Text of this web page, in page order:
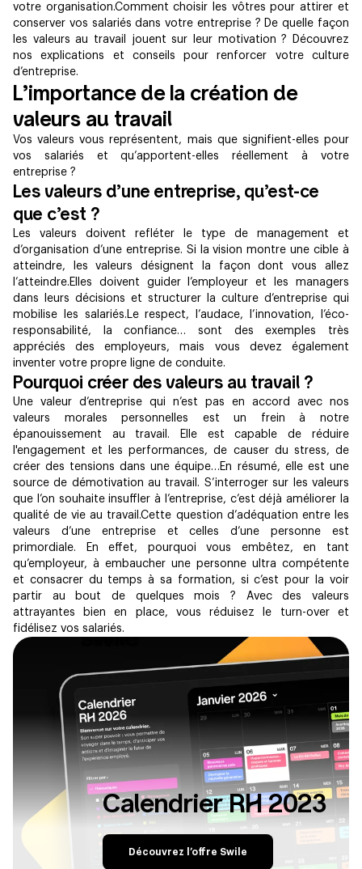
votre organisation.Comment choisir les vôtre​s pour attirer et
conserver vos salariés dans votre entreprise ? De quelle façon
les valeurs au travail jouent sur leur motivation ? Découvrez
nos explications et conseils pour renforcer votre culture
d’entreprise.
L’importance de la création de
valeurs au travail
Vos valeurs vous représentent, mais que signifient-elles pour
vos salariés et qu’apportent-elles réellement à votre
entreprise ?
Les valeurs d’une entreprise, qu’est-ce
que c’est ?
Les valeurs doivent refléter le type de management et
d’organisation d’une entreprise. Si la vision montre une cible à
atteindre, les valeurs désignent la façon dont vous allez
l’atteindre.Elles doivent guider l’employeur et les managers
dans leurs décisions et structurer la culture d’entreprise qui
mobilise les salariés.Le respect, l’audace, l’innovation, l’éco-
responsabilité, la confiance… sont des exemples très
appréciés des employeurs, mais vous devez également
inventer votre propre ligne de conduite.
Pourquoi créer des valeurs au travail ?
Une valeur d’entreprise qui n’est pas en accord avec nos
valeurs morales personnelles est un frein à notre
épanouissement au travail. Elle est capable de réduire
l'engagement et les performances, de causer du stress, de
créer des tensions dans une équipe…En résumé, elle est une
source de démotivation au travail. S’interroger sur les valeurs
que l’on souhaite insuffler à l’entreprise, c’est déjà améliorer la
qualité de vie au travail.Cette question d’adéquation entre les
valeurs d’une entreprise et celles d’une personne est
primordiale. En effet, pourquoi vous embête​z, en tant
qu’employeur, à embaucher une personne ultra compétente
et consacrer du temps à sa formation, si c’est pour la voir
partir au bout de quelques mois ? Avec des valeurs
attrayantes bien en place, vous réduisez le turn-over et
fidélisez vos salariés.
Calendrier RH 2023
Découvrez l’offre Swile